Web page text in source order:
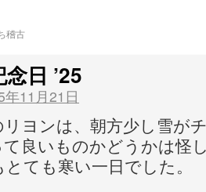
稽古
日 ’25
年11月21日
リヨンは、朝方少し雪が
て良いものかどうかは怪
ても寒い一日でした。